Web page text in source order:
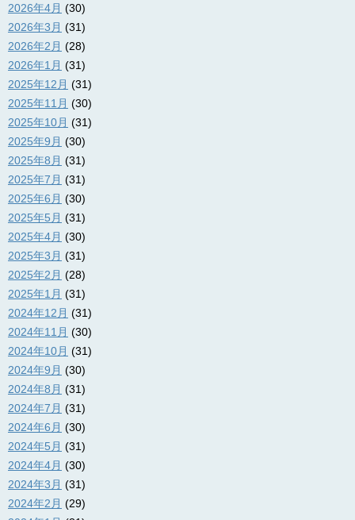
2026年4月 (30)
2026年3月 (31)
2026年2月 (28)
2026年1月 (31)
2025年12月 (31)
2025年11月 (30)
2025年10月 (31)
2025年9月 (30)
2025年8月 (31)
2025年7月 (31)
2025年6月 (30)
2025年5月 (31)
2025年4月 (30)
2025年3月 (31)
2025年2月 (28)
2025年1月 (31)
2024年12月 (31)
2024年11月 (30)
2024年10月 (31)
2024年9月 (30)
2024年8月 (31)
2024年7月 (31)
2024年6月 (30)
2024年5月 (31)
2024年4月 (30)
2024年3月 (31)
2024年2月 (29)